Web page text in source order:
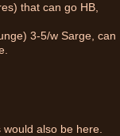
that can go HB,
3-5/w Sarge, can
also be here.